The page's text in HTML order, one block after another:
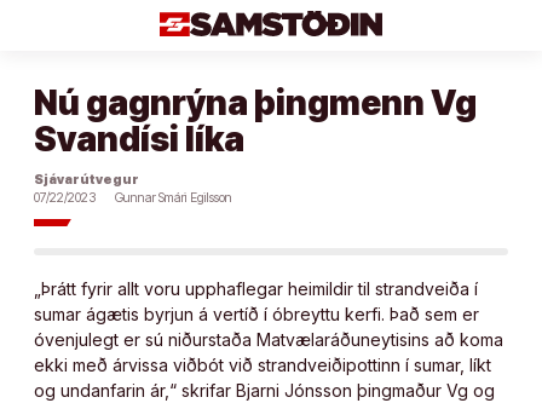
Nú gagnrýna þingmenn Vg
Svandísi líka
Sjávarútvegur
07/22/2023
Gunnar Smári Egilsson
„Þrátt fyrir allt voru upphaflegar heimildir til strandveiða í
sumar ágætis byrjun á vertíð í óbreyttu kerfi. Það sem er
óvenjulegt er sú niðurstaða Matvælaráðuneytisins að koma
ekki með árvissa viðbót við strandveiðipottinn í sumar, líkt
og undanfarin ár,“ skrifar Bjarni Jónsson þingmaður Vg og